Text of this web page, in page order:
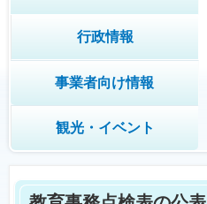
行政情報
事業者向け情報
観光・イベント